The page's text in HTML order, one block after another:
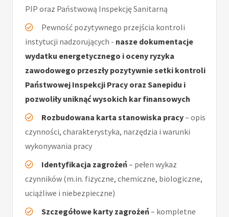
PIP oraz Państwową Inspekcję Sanitarną
Pewność pozytywnego przejścia kontroli
instytucji nadzorujących - nasze dokumentacje
wydatku energetycznego i oceny ryzyka
zawodowego przeszły pozytywnie setki kontroli
Państwowej Inspekcji Pracy oraz Sanepidu i
pozwoliły uniknąć wysokich kar finansowych
Rozbudowana karta stanowiska pracy– opis
czynności, charakterystyka, narzędzia i warunki
wykonywania pracy
Identyfikacja zagrożeń– pełen wykaz
czynników (m.in. fizyczne, chemiczne, biologiczne,
uciążliwe i niebezpieczne)
Szczegółowe karty zagrożeń– kompletne